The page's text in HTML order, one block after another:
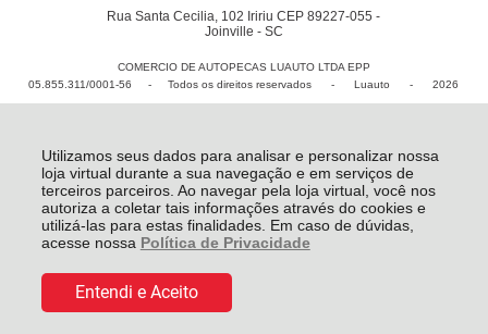
Utilizamos seus dados para analisar e personalizar nossa
loja virtual durante a sua navegação e em serviços de
terceiros parceiros. Ao navegar pela loja virtual, você nos
autoriza a coletar tais informações através do cookies e
utilizá-las para estas finalidades. Em caso de dúvidas,
acesse nossa Política de Privacidade
Entendi e Aceito
Rua Santa Cecilia, 102 Iririu CEP 89227-055 -
Joinville - SC
COMERCIO DE AUTOPECAS LUAUTO LTDA EPP
05.855.311/0001-56 - Todos os direitos reservados
- Luauto - 2026
R$ 7,44